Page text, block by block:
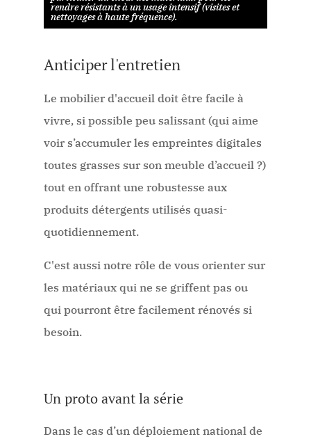
rendre résistants à un usage intensif (visites et
nettoyages à haute fréquence).
Anticiper l'entretien
Le mobilier d'accueil doit être facile à
vivre, si possible peu salissant (qui aime
voir s’accumuler les empreintes digitales
toutes grasses sur son meuble d’accueil ?)
tout en offrant une robustesse aux
produits détergents utilisés quasi-
quotidiennement.
C'est aussi notre rôle de vous orienter sur
les matériaux qui ne se griffent pas ou
qui pourront être facilement rénovés si
besoin.
Un proto avant la série
Dans le cas d’un déploiement national de